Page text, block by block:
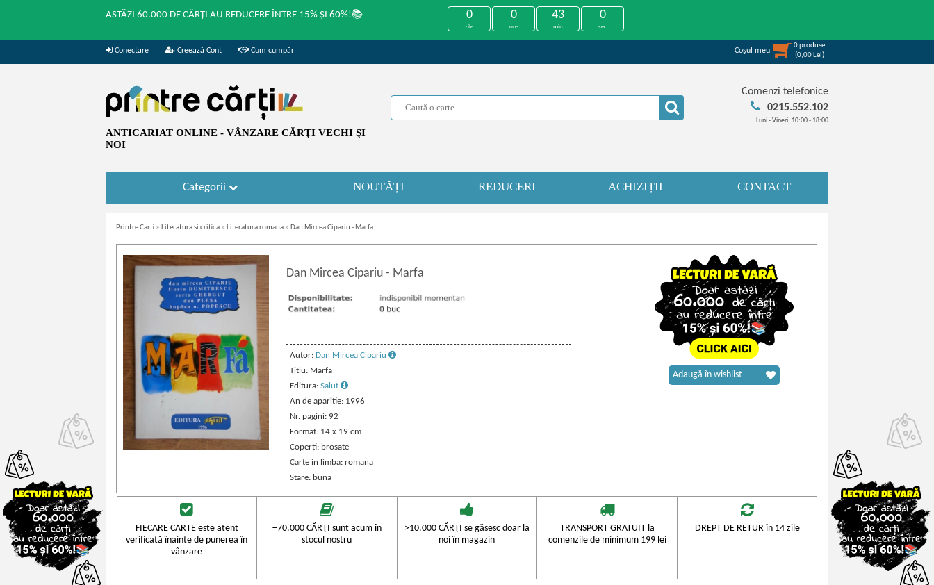
ASTĂZI 60.000 DE CĂRȚI AU REDUCERE ÎNTRE 15% ȘI 60%!📚 0
zile
0
ore
43
min
0
sec
Conectare Creează Cont Cum cumpăr Coşul meu
0produse
(0,00 Lei)
ANTICARIAT ONLINE - VÂNZARE CĂRŢI VECHI ŞI
NOI
Comenzi telefonice
0215.552.102
Luni - Vineri, 10:00 - 18:00
Categorii NOUTĂȚI REDUCERI ACHIZIȚII CONTACT
Printre Carti » Literatura si critica » Literatura romana » Dan Mircea Cipariu - Marfa
Dan Mircea Cipariu - Marfa
Autor: Dan Mircea Cipariu
Titlu: Marfa
Editura: Salut
An de aparitie: 1996
Nr. pagini: 92
Format: 14 x 19 cm
Coperti: brosate
Carte in limba: romana
Stare: buna
Adaugă în wishlist
FIECARE CARTE este atent
verificată înainte de punerea în
vânzare
+70.000 CĂRŢI sunt acum în
stocul nostru
>10.000 CĂRŢI se găsesc doar la
noi în magazin
TRANSPORT GRATUIT la
comenzile de minimum 199 lei
DREPT DE RETUR în 14 zile